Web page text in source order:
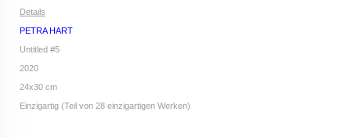
Details
PETRA HART
Untitled #5
2020
24x30 cm
Einzigartig (Teil von 28 einzigartigen Werken)